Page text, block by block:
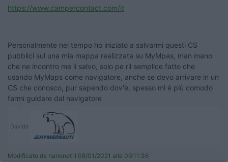
https://www.campercontact.com/it
Personalmente nel tempo ho iniziato a salvarmi questi CS
pubblici sul una mia mappa realizzata su MyMpas, man mano
che ne incontro me li salvo, solo pe ril semplice fatto che
usando MyMaps come navigatore, anche se devo arrivare in un
CS che conosco, pur sapendo dov'è, spesso mi è più comodo
farmi guidare dal navigatore
Davide
Modificato da nanonet il 08/01/2021 alle 09:11:36